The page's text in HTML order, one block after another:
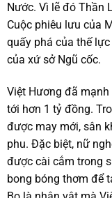
Nước. Vì lẽ đó Thần
Cuộc phiêu lưu của
quấy phá của thế
của xứ sở Ngũ cốc.
Việt Hương đã mạnh
tới hơn 1 tỷ đồng.
được may mới, sân
phu. Đặc biệt, nữ
được cài cắm trong
bong bóng thơm để